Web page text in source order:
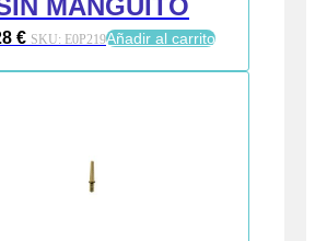
€ SKU: E0P219Añadir al carrito